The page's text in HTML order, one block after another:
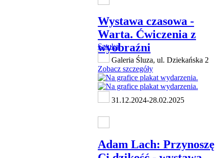
Wystawa czasowa -
Warta. Ćwiczenia z
wyobraźni
Sztuka
Galeria Śluza, ul. Dziekańska 2
Zobacz szczegóły
31.12.2024-28.02.2025
Adam Lach: Przynoszę